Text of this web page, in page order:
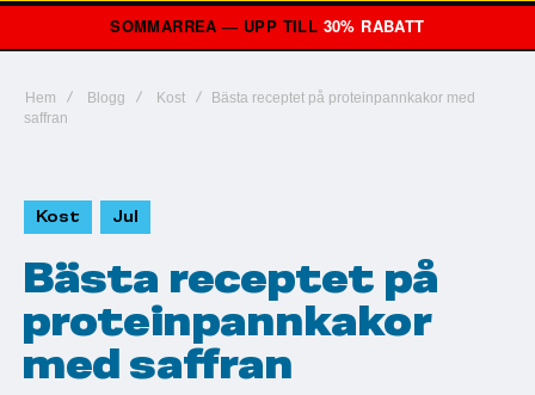
SOMMARREA — UPP TILL 30% RABATT
Hem Blogg Kost
Bästa receptet på proteinpannkakor med
saffran
Kost Jul
Bästa receptet på
proteinpannkakor
med saffran